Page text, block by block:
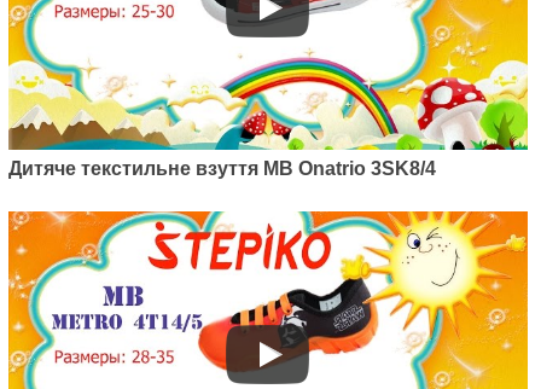
Артикул: 3T1/1a
Дитяче текстильне взуття MB
GUMIS 3T1/1a
Дитяче текстильне взуття MB Onatrio 3SK8/4